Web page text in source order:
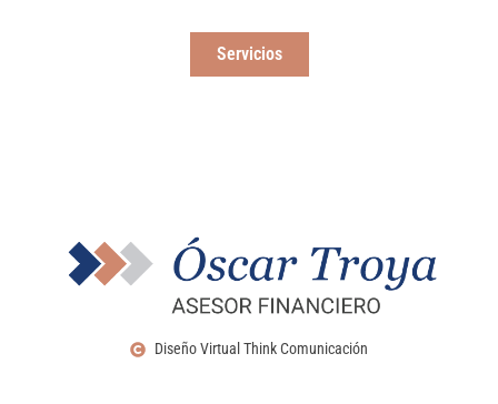
Servicios
Diseño Virtual Think Comunicación